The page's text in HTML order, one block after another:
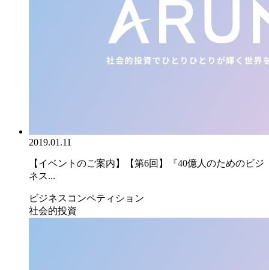
2019.01.11
【イベントのご案内】【第6回】『40億人のためのビジ
ネス...
ビジネスコンペティション
社会的投資